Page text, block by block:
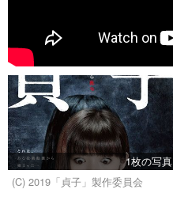
1枚の写真
(C) 2019「貞子」製作委員会